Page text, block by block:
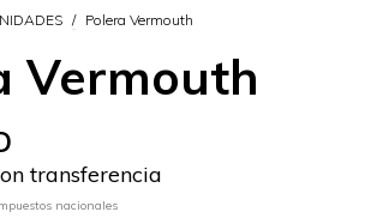
/ Polera Vermouth
Vermouth
transferencia
nacionales